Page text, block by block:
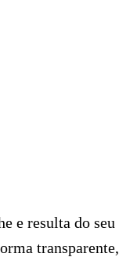
e resulta do seu
transparente,